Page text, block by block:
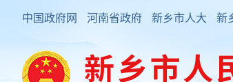
中国政府网 河南省政府 新乡市人大 新